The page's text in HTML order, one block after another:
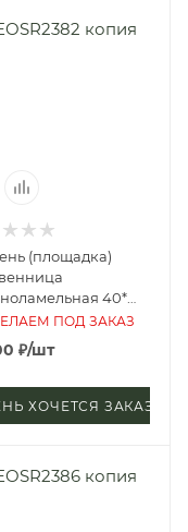
(площадка)
40*
мм (сорт
ПОД ЗАКАЗ
₽/шт
ХОЧЕТСЯ ЗАКАЗАТЬ